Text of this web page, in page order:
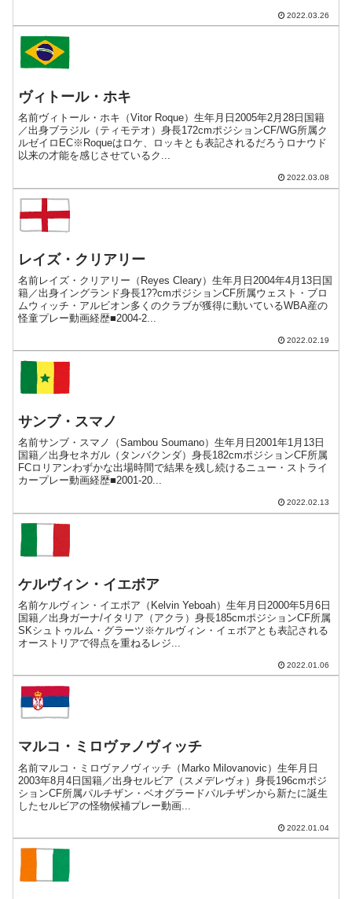
2022.03.26
ヴィトール・ホキ
名前ヴィトール・ホキ（Vitor Roque）生年月日2005年2月28日国籍
／出身ブラジル（ティモテオ）身長172cmポジションCF/WG所属ク
ルゼイロEC※Roqueはロケ、ロッキとも表記されるだろうロナウド
以来の才能を感じさせているク...
2022.03.08
レイズ・クリアリー
名前レイズ・クリアリー（Reyes Cleary）生年月日2004年4月13日国
籍／出身イングランド身長1??cmポジションCF所属ウェスト・ブロ
ムウィッチ・アルビオン多くのクラブが獲得に動いているWBA産の
怪童プレー動画経歴■2004-2...
2022.02.19
サンブ・スマノ
名前サンブ・スマノ（Sambou Soumano）生年月日2001年1月13日
国籍／出身セネガル（タンバクンダ）身長182cmポジションCF所属
FCロリアンわずかな出場時間で結果を残し続けるニュー・ストライ
カープレー動画経歴■2001-20...
2022.02.13
ケルヴィン・イエボア
名前ケルヴィン・イエボア（Kelvin Yeboah）生年月日2000年5月6日
国籍／出身ガーナ/イタリア（アクラ）身長185cmポジションCF所属
SKシュトゥルム・グラーツ※ケルヴィン・イェボアとも表記される
オーストリアで得点を重ねるレジ...
2022.01.06
マルコ・ミロヴァノヴィッチ
名前マルコ・ミロヴァノヴィッチ（Marko Milovanovic）生年月日
2003年8月4日国籍／出身セルビア（スメデレヴォ）身長196cmポジ
ションCF所属パルチザン・ベオグラードパルチザンから新たに誕生
したセルビアの怪物候補プレー動画...
2022.01.04